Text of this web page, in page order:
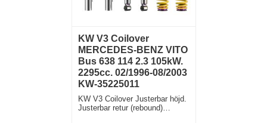
KW V3 Coilover
MERCEDES-BENZ VITO
Bus 638 114 2.3 105kW.
2295cc. 02/1996-08/2003
KW-35225011
KW V3 Coilover Justerbar höjd.
Justerbar retur (rebound)